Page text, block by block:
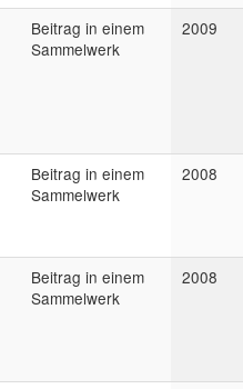
Beitrag in einem
Sammelwerk
2009
Beitrag in einem
Sammelwerk
2008
Beitrag in einem
Sammelwerk
2008